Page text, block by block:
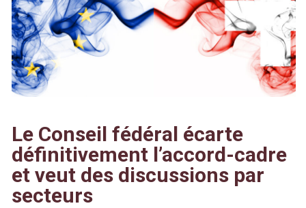
Le Conseil fédéral écarte
définitivement l’accord-cadre
et veut des discussions par
secteurs